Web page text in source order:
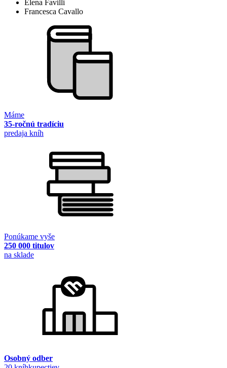
Elena Favilli
Francesca Cavallo
Máme
35-ročnú tradíciu
predaja kníh
Ponúkame vyše
250 000 titulov
na sklade
Osobný odber